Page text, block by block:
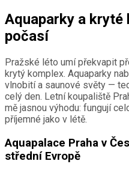
Aquaparky a kryté
počasí
Pražské léto umí překvapit
krytý komplex. Aquaparky
vlnobití a saunové světy —
celý den. Letní koupaliště
mě jasnou výhodu: fungují
příjemné jako v létě.
Aquapalace Praha v
střední Evropě